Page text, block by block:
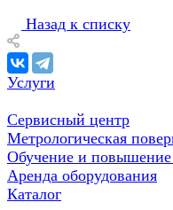
Назад к списку
Услуги
Сервисный центр
Метрологическая
Обучение и
Аренда оборудования
Каталог